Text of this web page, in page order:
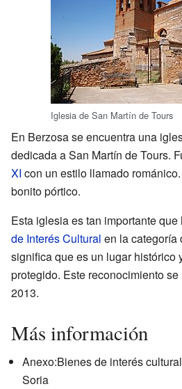
Iglesia de San Martín de Tours
En Berzosa se encuentra una
dedicada a San Martín de Tours.
XI con un estilo llamado
bonito pórtico.
Esta iglesia es tan importante
de Interés Cultural en la categoría
significa que es un lugar histórico
protegido. Este reconocimiento
2013.
Más información
Anexo:Bienes de interés
Soria